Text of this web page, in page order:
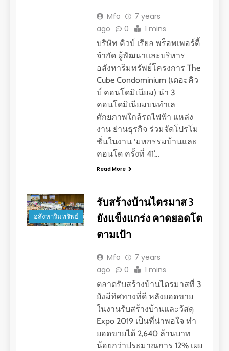
Mfo
7 years
ago
0 1 mins
บริษัท คิวบ์ เรียล พร็อพเพอร์ตี้
จำกัด ผู้พัฒนาและบริหาร
อสังหาริมทรัพย์โครงการ The
Cube Condominium (เดอะคิว
บ์ คอนโดมิเนียม) นำ 3
คอนโดมิเนียมบนทำเล
ศักยภาพใกล้รถไฟฟ้า แหล่ง
งาน ย่านธุรกิจ ร่วมจัดโปรโม
ชั่นในงาน ‘มหกรรมบ้านและ
คอนโด ครั้งที่ 41’…
Read More
อสังหาริมทรัพย์
รับสร้างบ้านไตรมาส 3
ยังแข็งแกร่ง คาดยอดโต
ตามเป้า
Mfo
7 years
ago
0 1 mins
ตลาดรับสร้างบ้านไตรมาสที่ 3
ยังมีทิศทางที่ดี หลังยอดขาย
ในงานรับสร้างบ้านและวัสดุ
Expo 2019 เป็นที่น่าพอใจ ทำ
ยอดขายได้ 2,640 ล้านบาท
น้อยกว่าประมาณการ 12% เผย